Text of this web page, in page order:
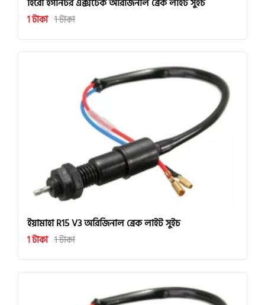
1 টাকা 1 টাকা
ইয়ামাহা R15 V3 অরিজিনাল ব্রেক লাইট সুইচ
1 টাকা 1 টাকা